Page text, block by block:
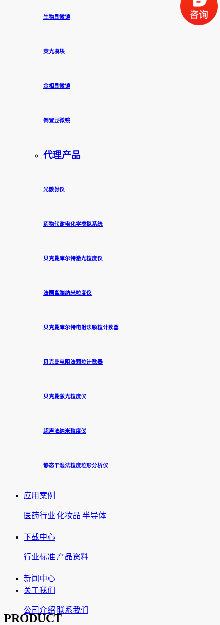
生物显微镜
荧光模块
金相显微镜
倒置显微镜
代理产品
光散射仪
药物代谢电化学模拟系统
贝克曼库尔特激光粒度仪
法国高端纳米粒度仪
贝克曼库尔特电阻法颗粒计数器
贝克曼电阻法颗粒计数器
贝克曼激光粒度仪
超声法纳米粒度仪
静态干湿法粒度粒形分析仪
应用案例
医药行业 化妆品 半导体
下载中心
行业标准 产品资料
新闻中心
关于我们
公司介绍 联系我们
PRODUCT